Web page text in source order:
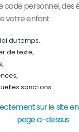
code personnel, des
votre enfant :
du temps,
de texte,
sanctions
sur le site
page ci-dessus